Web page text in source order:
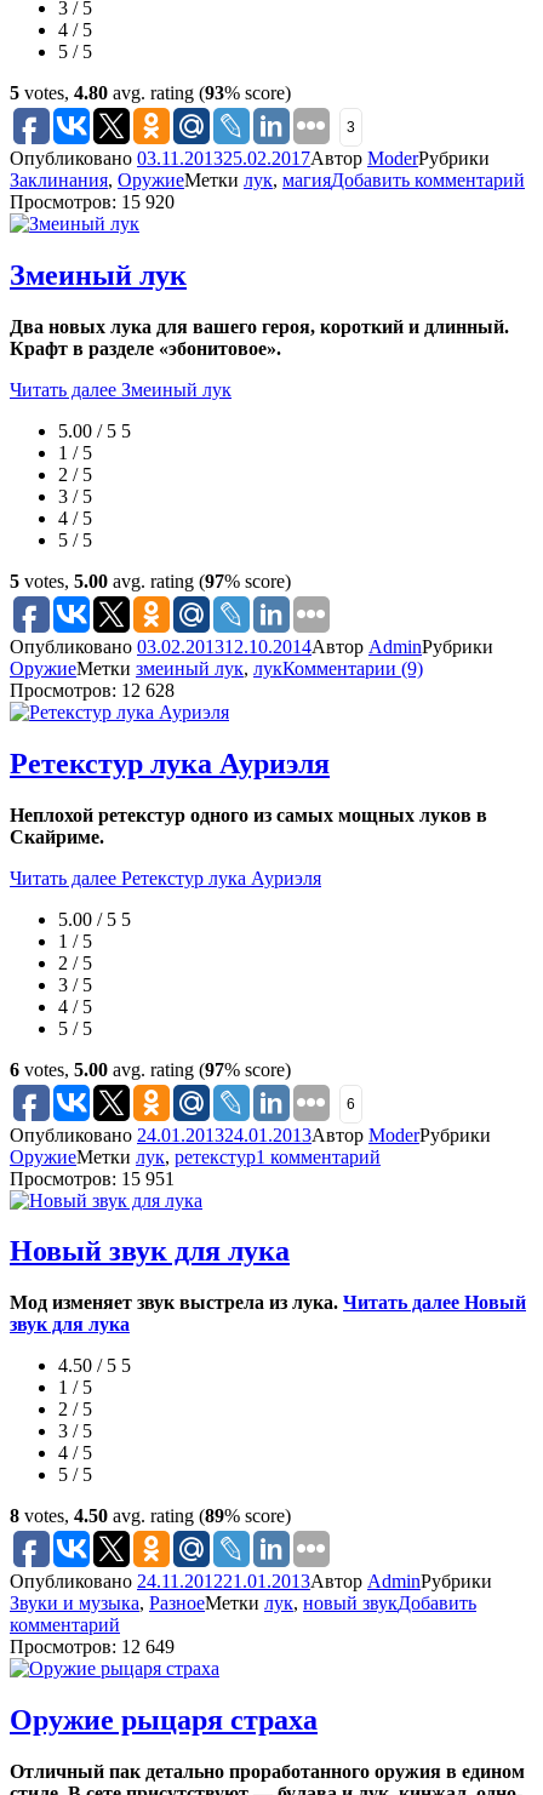
3 / 5
4 / 5
5 / 5
5 votes, 4.80 avg. rating (93% score)
3
Опубликовано 03.11.201325.02.2017Автор ModerРубрики
Заклинания, ОружиеМетки лук, магияДобавить комментарий
Просмотров: 15 920
Змеиный лук
Два новых лука для вашего героя, короткий и длинный.
Крафт в разделе «эбонитовое».
Читать далее Змеиный лук
5.00 / 5 5
1 / 5
2 / 5
3 / 5
4 / 5
5 / 5
5 votes, 5.00 avg. rating (97% score)
Опубликовано 03.02.201312.10.2014Автор AdminРубрики
ОружиеМетки змеиный лук, лукКомментарии (9)
Просмотров: 12 628
Ретекстур лука Ауриэля
Неплохой ретекстур одного из самых мощных луков в
Скайриме.
Читать далее Ретекстур лука Ауриэля
5.00 / 5 5
1 / 5
2 / 5
3 / 5
4 / 5
5 / 5
6 votes, 5.00 avg. rating (97% score)
6
Опубликовано 24.01.201324.01.2013Автор ModerРубрики
ОружиеМетки лук, ретекстур1 комментарий
Просмотров: 15 951
Новый звук для лука
Мод изменяет звук выстрела из лука. Читать далее Новый
звук для лука
4.50 / 5 5
1 / 5
2 / 5
3 / 5
4 / 5
5 / 5
8 votes, 4.50 avg. rating (89% score)
Опубликовано 24.11.201221.01.2013Автор AdminРубрики
Звуки и музыка, РазноеМетки лук, новый звукДобавить
комментарий
Просмотров: 12 649
Оружие рыцаря страха
Отличный пак детально проработанного оружия в едином